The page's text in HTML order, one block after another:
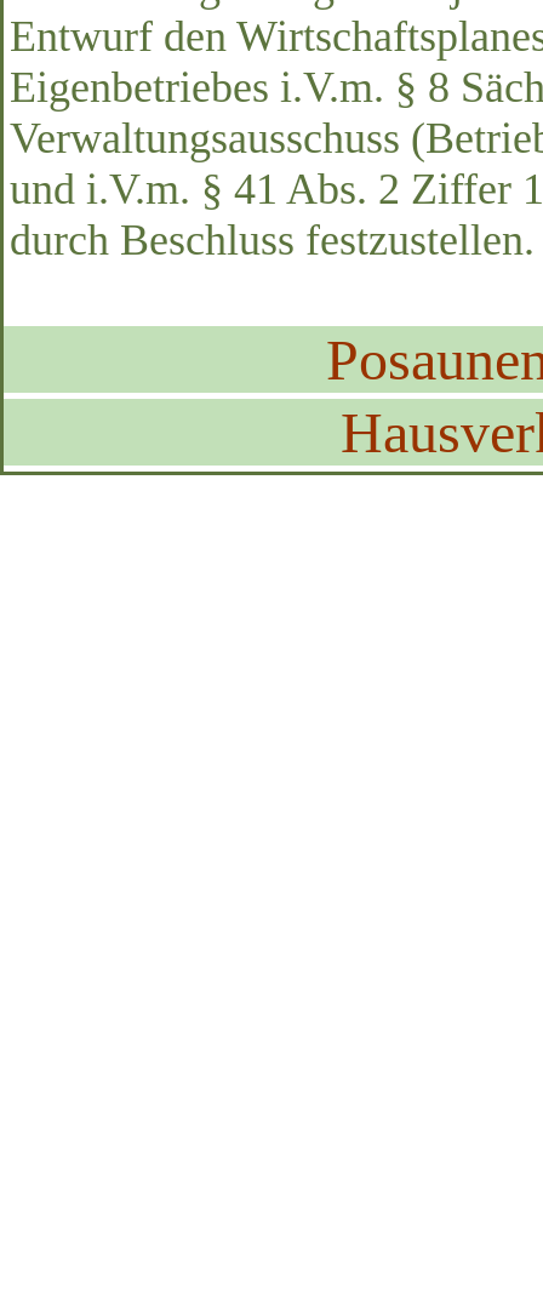
Entwurf den
Eigenbetriebes i.V.m. § 8
Verwaltungsausschuss
und i.V.m. § 41 Abs. 2 Ziffer
durch Beschluss festzustellen.